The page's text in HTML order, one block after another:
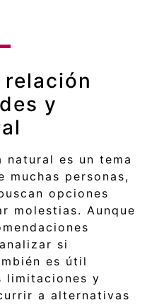
y
natural es un tema
muchas personas,
opciones
molestias. Aunque
si
es útil
limitaciones y
a alternativas